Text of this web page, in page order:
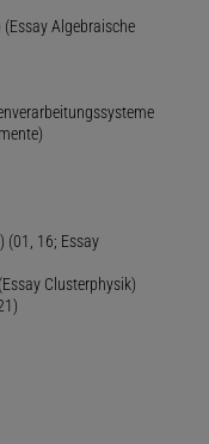
Algebraische
(01, 16; Essay
Clusterphysik)